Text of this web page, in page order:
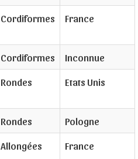
Cordiformes France
Cordiformes
Inconnue
Rondes Etats Unis
Rondes
Pologne
Allongées France